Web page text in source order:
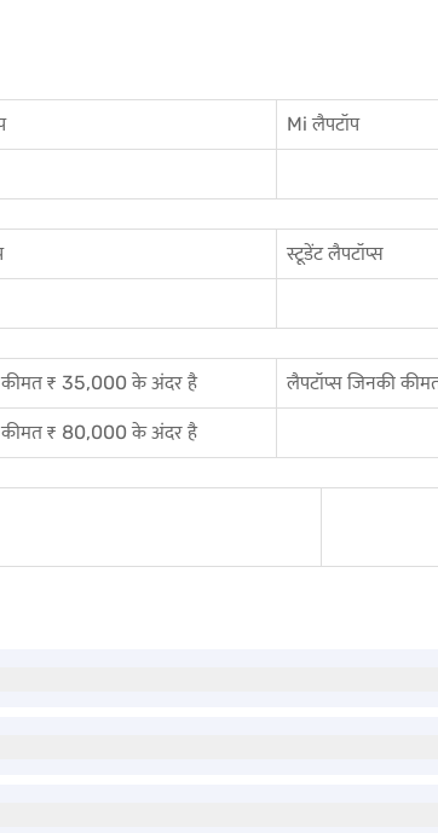
Mi लैपटॉप
स्टूडेंट लैपटॉप्स
कीमत ₹ 35,000 के अंदर है लैपटॉप्स जिनकी
कीमत ₹ 80,000 के अंदर है